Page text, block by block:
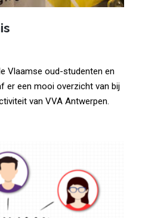
Vlaamse oud-studenten en
er een mooi overzicht van bij
van VVA Antwerpen.